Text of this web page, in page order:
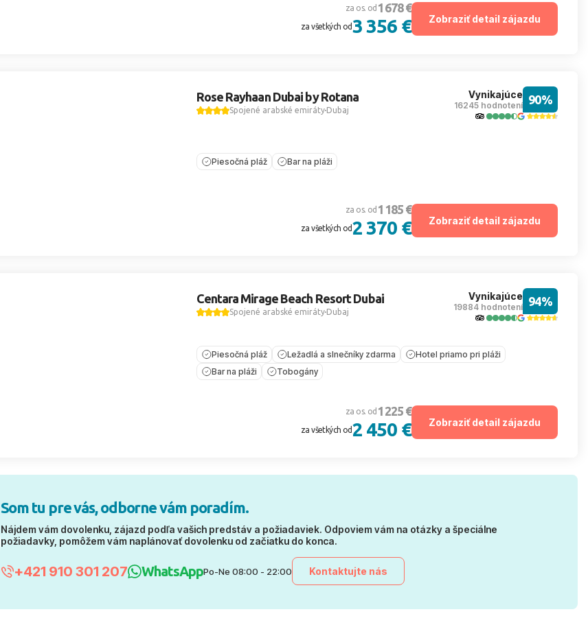
za os. od 1 678 €
za všetkých od 3 356 € Zobraziť detail zájazdu
Rose Rayhaan Dubai by Rotana
Spojené arabské emirátyDubaj
Vynikajúce
16245 hodnotení 90%
Piesočná pláž Bar na pláži
za os. od 1 185 €
za všetkých od2 370 € Zobraziť detail zájazdu
Centara Mirage Beach Resort Dubai
Spojené arabské emirátyDubaj
Vynikajúce
19884 hodnotení 94%
Piesočná pláž Ležadlá a slnečníky zdarma
Hotel priamo pri pláži
Bar na pláži
Tobogány
za os. od 1 225 €
za všetkých od2 450 € Zobraziť detail zájazdu
Som tu pre vás, odborne vám poradím.
Nájdem vám dovolenku, zájazd podľa vašich predstáv a požiadaviek. Odpoviem vám na otázky a špeciálne
požiadavky, pomôžem vám naplánovať dovolenku od začiatku do konca.
+421 910 301 207 WhatsAppPo-Ne 08:00 - 22:00 Kontaktujte nás